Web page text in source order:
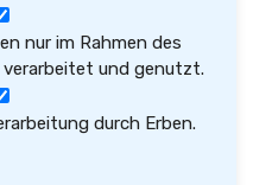
nur im Rahmen des
und genutzt.
durch Erben.